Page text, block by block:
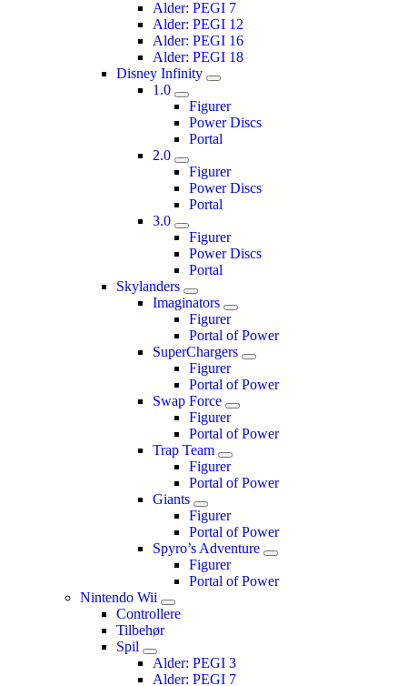
Alder: PEGI 7
Alder: PEGI 12
Alder: PEGI 16
Alder: PEGI 18
Disney Infinity
1.0
Figurer
Power Discs
Portal
2.0
Figurer
Power Discs
Portal
3.0
Figurer
Power Discs
Portal
Skylanders
Imaginators
Figurer
Portal of Power
SuperChargers
Figurer
Portal of Power
Swap Force
Figurer
Portal of Power
Trap Team
Figurer
Portal of Power
Giants
Figurer
Portal of Power
Spyro’s Adventure
Figurer
Portal of Power
Nintendo Wii
Controllere
Tilbehør
Spil
Alder: PEGI 3
Alder: PEGI 7